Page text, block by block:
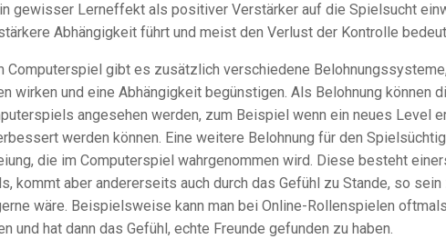
gewisser Lerneffekt als positiver Verstärker auf die Spielsucht
Abhängigkeit führt und meist den Verlust der Kontrolle
Computerspiel gibt es zusätzlich verschiedene
wirken und eine Abhängigkeit begünstigen. Als Belohnung können
angesehen werden, zum Beispiel wenn ein neues Level
werden können. Eine weitere Belohnung für den
die im Computerspiel wahrgenommen wird. Diese besteht
kommt aber andererseits auch durch das Gefühl zu Stande, so sein
wäre. Beispielsweise kann man bei Online-Rollenspielen oftmals
und hat dann das Gefühl, echte Freunde gefunden zu haben.